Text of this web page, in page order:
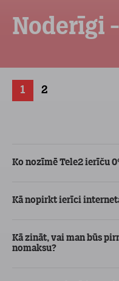
Noderīgi
1 2
Ko nozīmē Tele2 ierīču
Kā nopirkt ierīci
Kā zināt, vai man būs
nomaksu?